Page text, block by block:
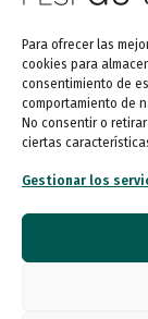
Para ofrecer las
cookies para
consentimiento de
comportamiento de
No consentir o
ciertas
Gestionar los
Calle Garibay,
Tlf.: 91 290 58
09:00 a 16:00